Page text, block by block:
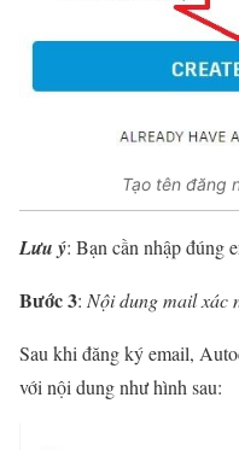
Tạo tên đăng
Lưu ý: Bạn cần nhập đúng
Bước 3: Nội dung mail xác
Sau khi đăng ký email,
với nội dung như hình sau: